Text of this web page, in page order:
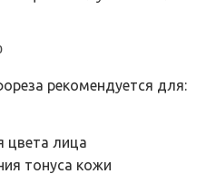
рекомендуется для:
цвета лица
тонуса кожи